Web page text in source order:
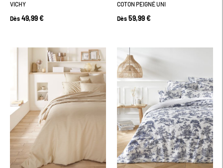
VICHY
Dès 49,99 €
COTON PEIGNÉ UNI
Dès 59,99 €